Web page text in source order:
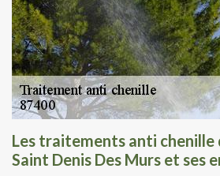
Les traitements anti chenille
Saint Denis Des Murs et ses